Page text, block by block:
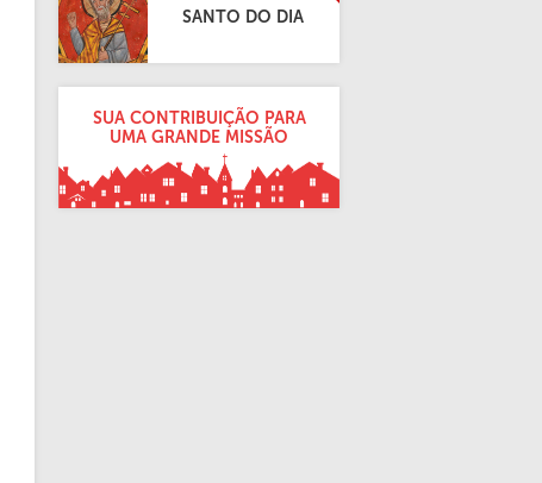
SANTO DO DIA
SUA CONTRIBUIÇÃO PARA
UMA GRANDE MISSÃO